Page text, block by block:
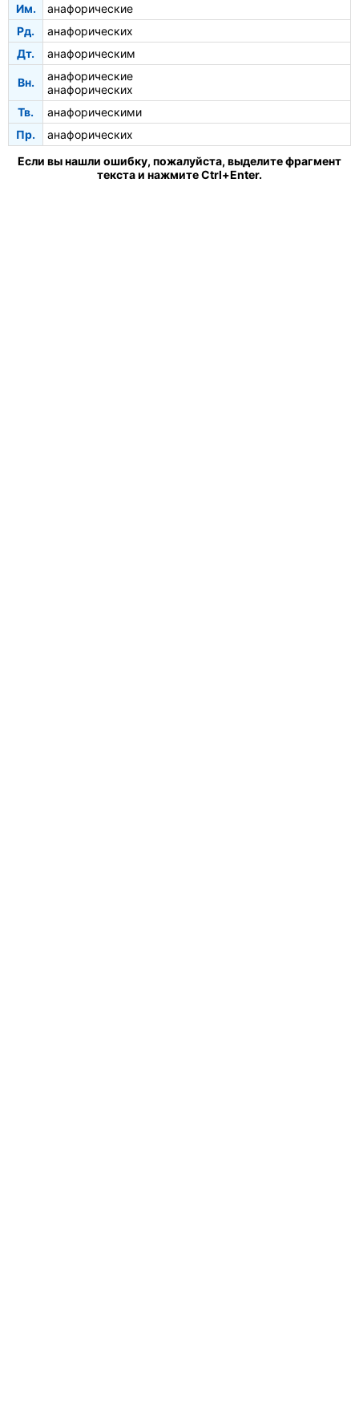
Им.
анафорические
Рд.
анафорических
Дт.
анафорическим
Вн.
анафорические
анафорических
Тв.
анафорическими
Пр.
анафорических
Если вы нашли ошибку, пожалуйста, выделите фрагмент
текста и нажмите Ctrl+Enter.